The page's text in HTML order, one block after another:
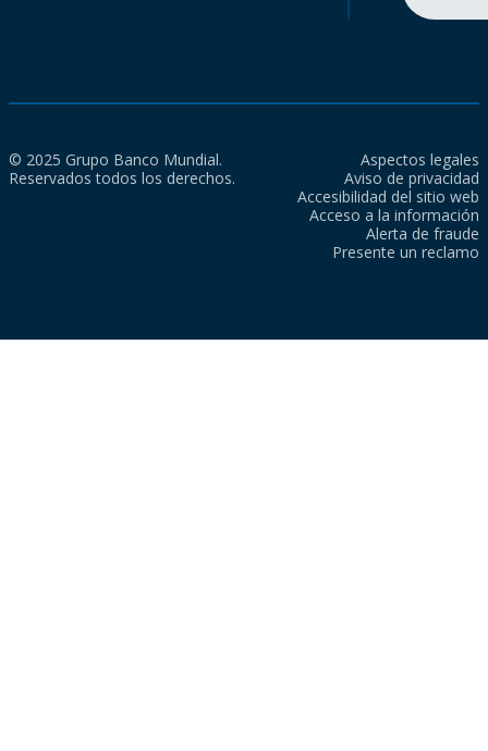
© 2025 Grupo Banco Mundial.
Reservados todos los derechos.
Aspectos legales
Aviso de privacidad
Accesibilidad del sitio web
Acceso a la información
Alerta de fraude
Presente un reclamo